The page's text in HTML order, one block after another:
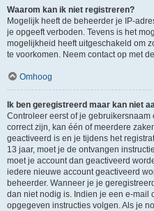
Waarom kan ik niet registreren?
Mogelijk heeft de beheerder je IP-
je opgeeft verboden. Tevens is het
mogelijkheid heeft uitgeschakeld om
te voorkomen. Neem contact op met
Omhoog
Ik ben geregistreerd maar kan niet
Controleer eerst of je
correct zijn, kan één of meerdere
geactiveerd is en je tijdens het
13 jaar, moet je de ontvangen
moet je account dan geactiveerd
iedere nieuwe account geactiveerd
beheerder. Wanneer je je
dan niet nodig is. Indien je een e-mail
opgegeven instructies volgen. Als je